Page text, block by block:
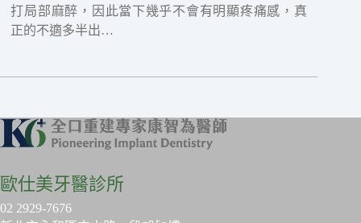
打局部麻醉，因此當下幾乎不會有明顯疼痛感，真
正的不適多半出…
歐仕美牙醫診所
02 2929-7676